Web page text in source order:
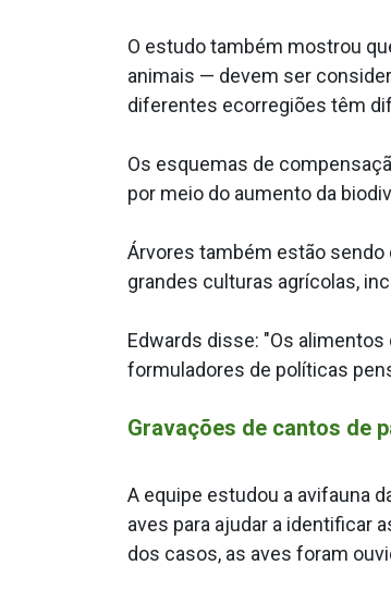
O estudo também mostrou
animais — devem ser
diferentes ecorregiões têm
Os esquemas de
por meio do aumento da
Árvores também estão sendo
grandes culturas agrícolas,
Edwards disse: "Os
formuladores de políticas
Gravações de cantos de
A equipe estudou a avifauna
aves para ajudar a identificar
dos casos, as aves foram